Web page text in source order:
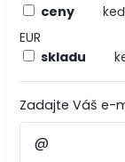
ceny
EUR
skladu
Zadajte Váš e-